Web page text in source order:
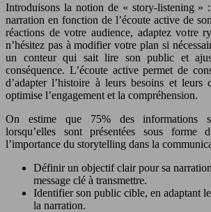
Introduisons la notion de « story-listening » :
narration en fonction de l’écoute active de
réactions de votre audience, adaptez votre
n’hésitez pas à modifier votre plan si
un conteur qui sait lire son public et
conséquence. L’écoute active permet de
d’adapter l’histoire à leurs besoins et leurs
optimise l’engagement et la compréhension.
On estime que 75% des informations
lorsqu’elles sont présentées sous forme
l’importance du storytelling dans la
Définir un objectif clair pour sa
message clé à transmettre.
Identifier son public cible, en adaptant
la narration.